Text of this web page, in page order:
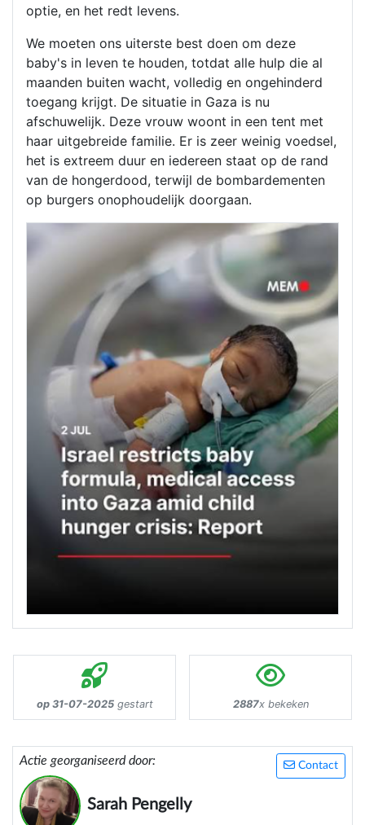
optie, en het redt levens.
We moeten ons uiterste best doen om deze
baby's in leven te houden, totdat alle hulp die al
maanden buiten wacht, volledig en ongehinderd
toegang krijgt. De situatie in Gaza is nu
afschuwelijk. Deze vrouw woont in een tent met
haar uitgebreide familie. Er is zeer weinig voedsel,
het is extreem duur en iedereen staat op de rand
van de hongerdood, terwijl de bombardementen
op burgers onophoudelijk doorgaan.
op 31-07-2025gestart 2887x bekeken
Contact
Actie georganiseerd door:
Sarah Pengelly